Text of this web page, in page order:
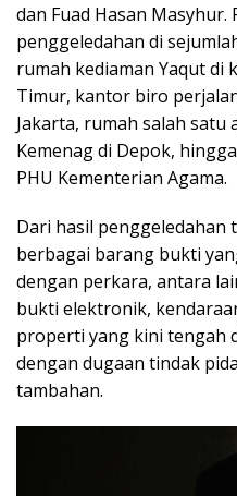
dan Fuad Hasan
penggeledahan di
rumah kediaman Yaqut di
Timur, kantor biro
Jakarta, rumah salah satu
Kemenag di Depok,
PHU Kementerian Agama.
Dari hasil penggeledahan
berbagai barang bukti
dengan perkara, antara
bukti elektronik,
properti yang kini tengah
dengan dugaan tindak
tambahan.